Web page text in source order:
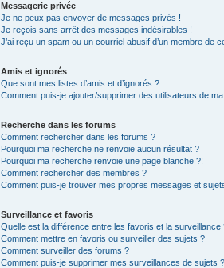
Messagerie privée
Je ne peux pas envoyer de messages privés !
Je reçois sans arrêt des messages indésirables !
J’ai reçu un spam ou un courriel abusif d’un membre de
Amis et ignorés
Que sont mes listes d’amis et d’ignorés ?
Comment puis-je ajouter/supprimer des utilisateurs de ma
Recherche dans les forums
Comment rechercher dans les forums ?
Pourquoi ma recherche ne renvoie aucun résultat ?
Pourquoi ma recherche renvoie une page blanche ?!
Comment rechercher des membres ?
Comment puis-je trouver mes propres messages et
Surveillance et favoris
Quelle est la différence entre les favoris et la surveillance
Comment mettre en favoris ou surveiller des sujets ?
Comment surveiller des forums ?
Comment puis-je supprimer mes surveillances de sujets ?